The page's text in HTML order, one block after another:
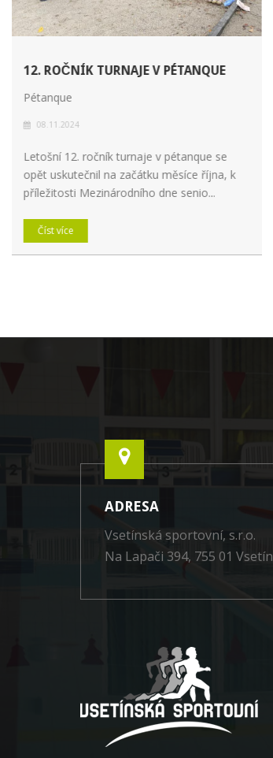
12. ROČNÍK TURNAJE V PÉTANQUE
Pétanque
08.11.2024
Letošní 12. ročník turnaje v pétanque se
opět uskutečnil na začátku měsíce října, k
příležitosti Mezinárodního dne senio...
Číst více
ADRESA
Vsetínská sportovní, s.r.o.
Na Lapači 394, 755 01 Vsetín